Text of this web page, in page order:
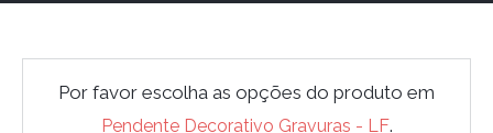
Por favor escolha as opções do produto em
Pendente Decorativo Gravuras - LF.